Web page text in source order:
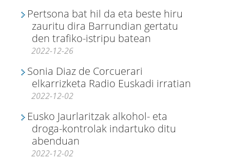
Pertsona bat hil da eta beste hiru
zauritu dira Barrundian gertatu
den trafiko-istripu batean
2022-12-26
Sonia Diaz de Corcuerari
elkarrizketa Radio Euskadi irratian
2022-12-02
Eusko Jaurlaritzak alkohol- eta
droga-kontrolak indartuko ditu
abenduan
2022-12-02